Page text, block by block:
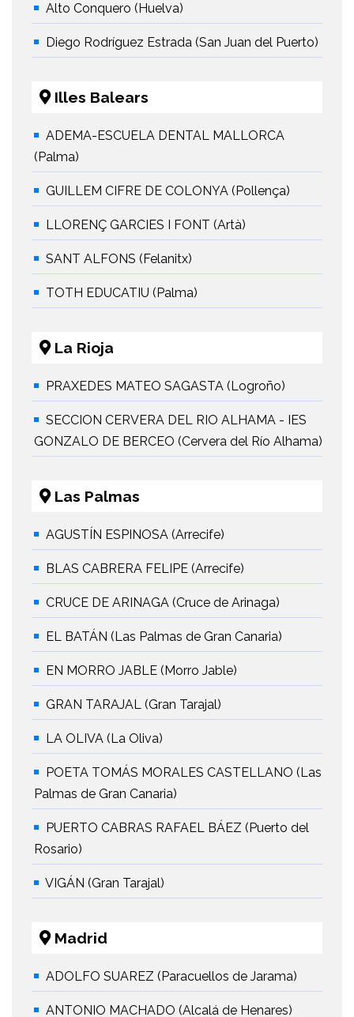
Alto Conquero (Huelva)
Diego Rodríguez Estrada (San Juan del Puerto)
Illes Balears
ADEMA-ESCUELA DENTAL MALLORCA
(Palma)
GUILLEM CIFRE DE COLONYA (Pollença)
LLORENÇ GARCIES I FONT (Artà)
SANT ALFONS (Felanitx)
TOTH EDUCATIU (Palma)
La Rioja
PRAXEDES MATEO SAGASTA (Logroño)
SECCION CERVERA DEL RIO ALHAMA - IES
GONZALO DE BERCEO (Cervera del Río Alhama)
Las Palmas
AGUSTÍN ESPINOSA (Arrecife)
BLAS CABRERA FELIPE (Arrecife)
CRUCE DE ARINAGA (Cruce de Arinaga)
EL BATÁN (Las Palmas de Gran Canaria)
EN MORRO JABLE (Morro Jable)
GRAN TARAJAL (Gran Tarajal)
LA OLIVA (La Oliva)
POETA TOMÁS MORALES CASTELLANO (Las
Palmas de Gran Canaria)
PUERTO CABRAS RAFAEL BÁEZ (Puerto del
Rosario)
VIGÁN (Gran Tarajal)
Madrid
ADOLFO SUAREZ (Paracuellos de Jarama)
ANTONIO MACHADO (Alcalá de Henares)